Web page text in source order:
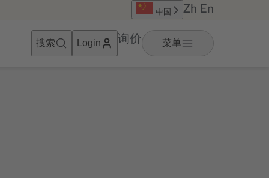
搜索 Login 询价 菜单
中国 Zh En